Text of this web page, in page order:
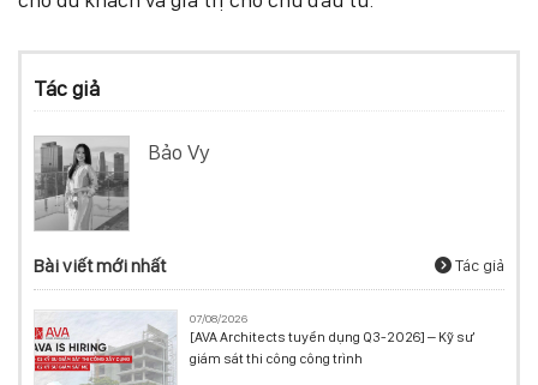
Tác giả
Bảo Vy
Bài viết mới nhất Tác giả
07/08/2026
[AVA Architects tuyển dụng Q3-2026] – Kỹ sư
giám sát thi công công trình